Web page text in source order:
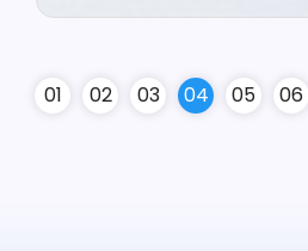
01 02 03 04 05 06